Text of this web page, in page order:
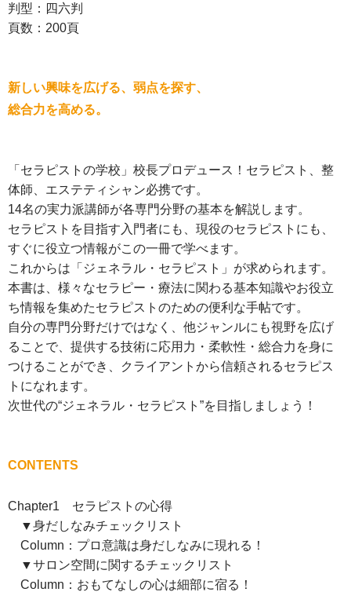
判型：四六判
頁数：200頁
新しい興味を広げる、弱点を探す、
総合力を高める。
「セラピストの学校」校長プロデュース！セラピスト、整
体師、エステティシャン必携です。
14名の実力派講師が各専門分野の基本を解説します。
セラピストを目指す入門者にも、現役のセラピストにも、
すぐに役立つ情報がこの一冊で学べます。
これからは「ジェネラル・セラピスト」が求められます。
本書は、様々なセラピー・療法に関わる基本知識やお役立
ち情報を集めたセラピストのための便利な手帖です。
自分の専門分野だけではなく、他ジャンルにも視野を広げ
ることで、提供する技術に応用力・柔軟性・総合力を身に
つけることができ、クライアントから信頼されるセラピス
トになれます。
次世代の“ジェネラル・セラピスト”を目指しましょう！
CONTENTS
Chapter1 セラピストの心得
▼身だしなみチェックリスト
Column：プロ意識は身だしなみに現れる！
▼サロン空間に関するチェックリスト
Column：おもてなしの心は細部に宿る！